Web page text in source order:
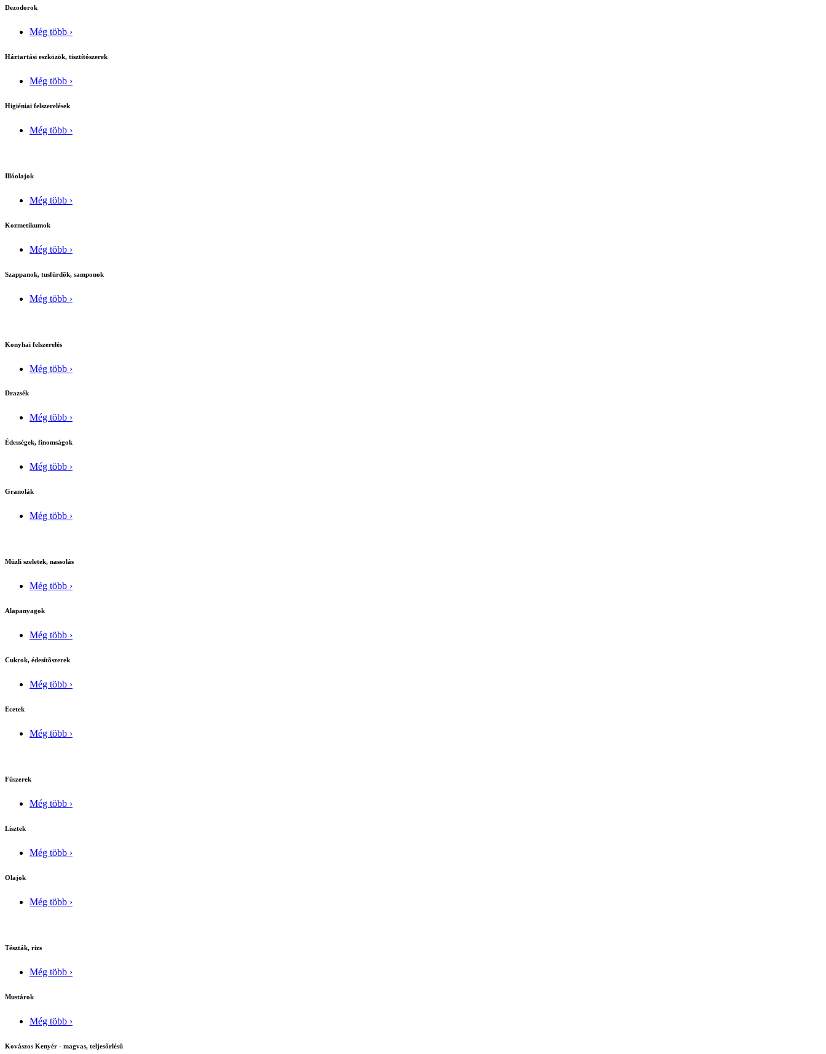
Dezodorok
Még több ›
Háztartási eszközök, tisztítószerek
Még több ›
Higiéniai felszerelések
Még több ›
Illóolajok
Még több ›
Kozmetikumok
Még több ›
Szappanok, tusfürdők, samponok
Még több ›
Konyhai felszerelés
Még több ›
Drazsék
Még több ›
Édességek, finomságok
Még több ›
Granolák
Még több ›
Müzli szeletek, nassolás
Még több ›
Alapanyagok
Még több ›
Cukrok, édesítõszerek
Még több ›
Ecetek
Még több ›
Fûszerek
Még több ›
Lisztek
Még több ›
Olajok
Még több ›
Tészták, rizs
Még több ›
Mustárok
Még több ›
Kovászos Kenyér - magvas, teljesőrlésű